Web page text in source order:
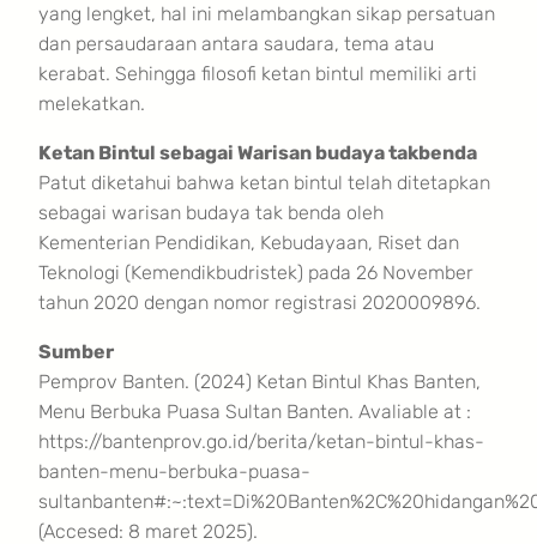
yang lengket, hal ini melambangkan sikap persatuan
dan persaudaraan antara saudara, tema atau
kerabat. Sehingga filosofi ketan bintul memiliki arti
melekatkan.
Ketan Bintul sebagai Warisan budaya takbenda
Patut diketahui bahwa ketan bintul telah ditetapkan
sebagai warisan budaya tak benda oleh
Kementerian Pendidikan, Kebudayaan, Riset dan
Teknologi (Kemendikbudristek) pada 26 November
tahun 2020 dengan nomor registrasi 2020009896.
Sumber
Pemprov Banten. (2024) Ketan Bintul Khas Banten,
Menu Berbuka Puasa Sultan Banten. Avaliable at :
https://bantenprov.go.id/berita/ketan-bintul-khas-
banten-menu-berbuka-puasa-
(Accesed: 8 maret 2025).